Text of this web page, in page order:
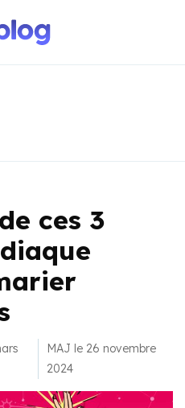
ces 3
MAJ le 26 novembre
2024